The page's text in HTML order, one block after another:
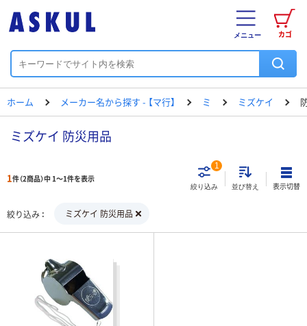
カゴ
メニュー
ホーム メーカー名から探す - 【マ行】 ミ ミズケイ
ミズケイ 防災用品
1件（2商品）中 1～1件を表示
絞り込み
1
並び替え 表示切替
絞り込み ミズケイ 防災用品